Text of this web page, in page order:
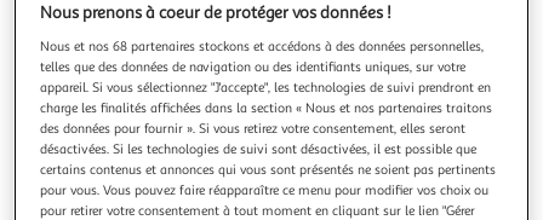
Nous prenons à coeur de protéger vos données !
Nous et nos 68 partenaires stockons et accédons à des données personnelles,
telles que des données de navigation ou des identifiants uniques, sur votre
appareil. Si vous sélectionnez "J'accepte", les technologies de suivi prendront en
charge les finalités affichées dans la section « Nous et nos partenaires traitons
des données pour fournir ». Si vous retirez votre consentement, elles seront
désactivées. Si les technologies de suivi sont désactivées, il est possible que
certains contenus et annonces qui vous sont présentés ne soient pas pertinents
pour vous. Vous pouvez faire réapparaître ce menu pour modifier vos choix ou
pour retirer votre consentement à tout moment en cliquant sur le lien "Gérer